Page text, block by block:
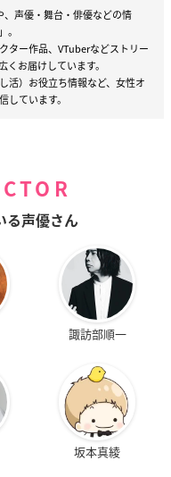
声優・舞台・俳優などの情
ター作品、VTuberなどストリー
お届けしています。
活）お役立ち情報など、女性オ
ています。
る声優さん
諏訪部順一
坂本真綾